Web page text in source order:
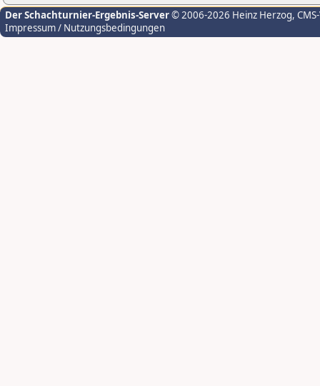
Der Schachturnier-Ergebnis-Server© 2006-2026 Heinz Herzog,
Impressum / Nutzungsbedingungen